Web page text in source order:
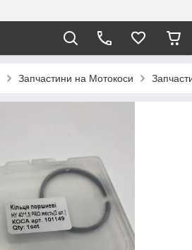
Запчастини на Мотокоси